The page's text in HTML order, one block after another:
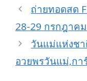
ถ่ายทอดสด
28-29 กรกฎาค
วันแม่แห่งช
อวยพรวันแม่,ก